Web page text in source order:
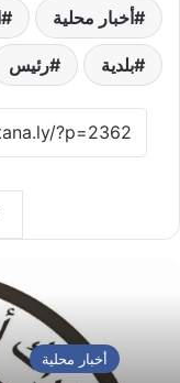
أخبار محلية
بلدية رئيس
أخبار محلية